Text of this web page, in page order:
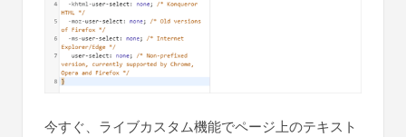
今すぐ、ライブカスタム機能でページ上のテキスト